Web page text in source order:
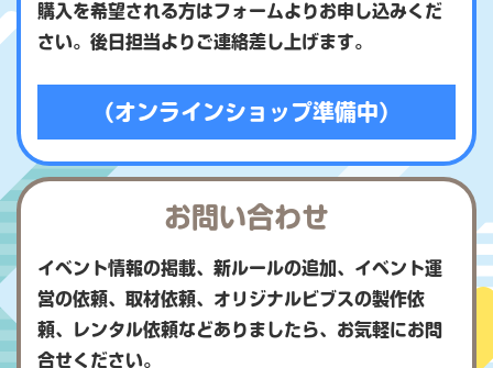
購入を希望される方はフォームよりお申し込みくだ
さい。後日担当よりご連絡差し上げます。
（オンラインショップ準備中）
お問い合わせ
イベント情報の掲載、新ルールの追加、イベント運
営の依頼、取材依頼、オリジナルビブスの製作依
頼、レンタル依頼などありましたら、お気軽にお問
合せください。